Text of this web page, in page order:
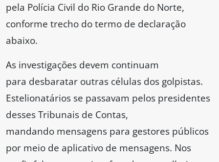
pela Polícia Civil do Rio Grande do Norte,
conforme trecho do termo de declaração
abaixo.
As investigações devem continuam
para desbaratar outras células dos golpistas.
Estelionatários se passavam pelos presidentes
desses Tribunais de Contas,
mandando mensagens para gestores públicos
por meio de aplicativo de mensagens. Nos